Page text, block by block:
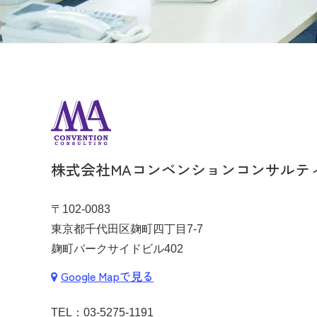
株式会社MAコンベンションコンサルテ
〒102-0083
東京都千代田区麹町四丁目7-7
麹町パークサイドビル402
Google Mapで見る
TEL： 03-5275-1191